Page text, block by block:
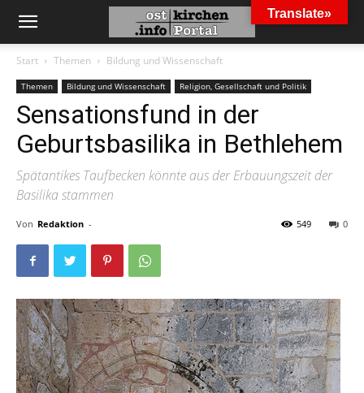
Start Themen Bildung und Wissenschaft
Themen Bildung und Wissenschaft Religion, Gesellschaft und Politik
Sensationsfund in der
Geburtsbasilika in Bethlehem
Spätantikes Taufbecken könnte aus der Erbauungszeit der
Basilika stammen
Von Redaktion - 0
549
Translate»